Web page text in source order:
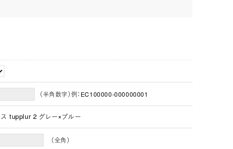
（半角数字）例：EC100000-000000001
tupplur 2 グレー×ブルー
（全角）